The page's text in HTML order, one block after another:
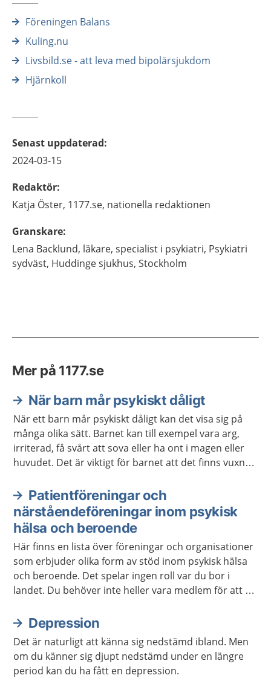
Föreningen Balans
Kuling.nu
Livsbild.se - att leva med bipolärsjukdom
Hjärnkoll
Senast uppdaterad:
2024-03-15
Redaktör:
Katja Öster, 1177.se, nationella redaktionen
Granskare:
Lena Backlund, läkare, specialist i psykiatri, Psykiatri
sydväst, Huddinge sjukhus, Stockholm
Mer på 1177.se
När barn mår psykiskt dåligt
När ett barn mår psykiskt dåligt kan det visa sig på
många olika sätt. Barnet kan till exempel vara arg,
irriterad, få svårt att sova eller ha ont i magen eller
huvudet. Det är viktigt för barnet att det finns vuxna
och hjälp från sjukvården eller kommunen.
Patientföreningar och
närståendeföreningar inom psykisk
hälsa och beroende
Här finns en lista över föreningar och organisationer
som erbjuder olika form av stöd inom psykisk hälsa
och beroende. Det spelar ingen roll var du bor i
landet. Du behöver inte heller vara medlem för att ta
Depression
Det är naturligt att känna sig nedstämd ibland. Men
om du känner sig djupt nedstämd under en längre
period kan du ha fått en depression.